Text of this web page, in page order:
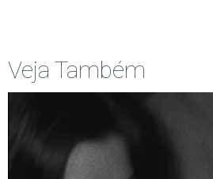
Veja Também